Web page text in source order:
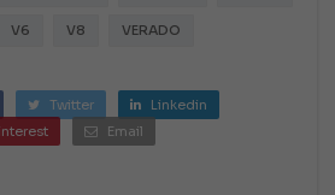
V6 V8 VERADO
Twitter
Linkedin
Email